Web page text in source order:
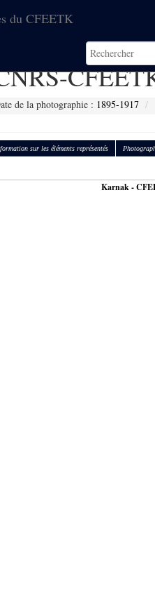
du CFEETK
de la photographie : 1895-1917
sur les éléments représentés